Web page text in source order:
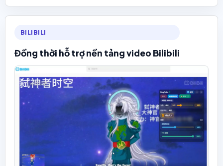
BILIBILI
Đồng thời hỗ trợ nền tảng video Bilibili